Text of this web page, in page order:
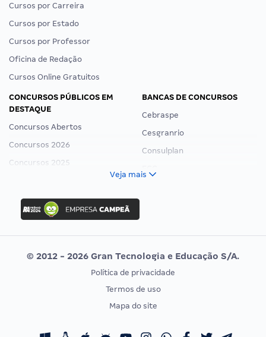
Cursos por Carreira
Cursos por Estado
Cursos por Professor
Oficina de Redação
Cursos Online Gratuitos
CONCURSOS PÚBLICOS EM
DESTAQUE
Concursos Abertos
Concursos 2026
Concursos 2025
Concurso Ibama
Concurso MPU
Editais publicados
BANCAS DE CONCURSOS
Cebraspe
Cesgranrio
Consulplan
Vunesp
CONCURSOS POR PROFISSÃO
Concursos Fiscais
EXAME DE ORDEM
Calendário OAB
Veja mais
© 2012 - 2026 Gran Tecnologia e Educação S/A.
Política de privacidade
Termos de uso
Mapa do site